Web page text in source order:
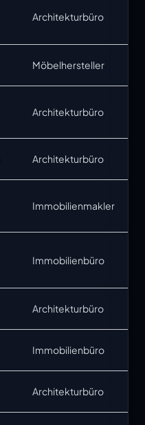
Architekturbüro
Möbelhersteller
Architekturbüro
Architekturbüro
Immobilienmakler
Immobilienbüro
Architekturbüro
Immobilienbüro
Architekturbüro